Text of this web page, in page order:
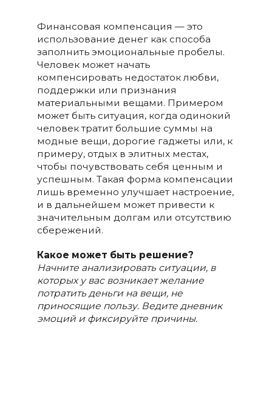
Финансовая компенсация — это
использование денег как способа
заполнить эмоциональные пробелы.
Человек может начать
компенсировать недостаток любви,
поддержки или признания
материальными вещами. Примером
может быть ситуация, когда одинокий
человек тратит большие суммы на
модные вещи, дорогие гаджеты или, к
примеру, отдых в элитных местах,
чтобы почувствовать себя ценным и
успешным. Такая форма компенсации
лишь временно улучшает настроение,
и в дальнейшем может привести к
значительным долгам или отсутствию
сбережений.
Какое может быть решение?
Начните анализировать ситуации, в
которых у вас возникает желание
потратить деньги на вещи, не
приносящие пользу. Ведите дневник
эмоций и фиксируйте причины.